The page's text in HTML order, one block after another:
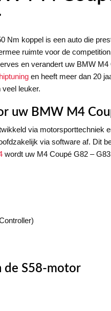
Nm koppel is een auto die
ruimte voor de
en verandert uw BMW M4
en heeft meer dan 20
leuker.
uw BMW M4
via
via software af. Dit
wordt uw M4 Coupé G82 –
de S58-motor